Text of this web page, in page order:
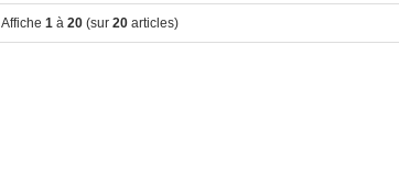
Affiche 1 à 20 (sur 20 articles)